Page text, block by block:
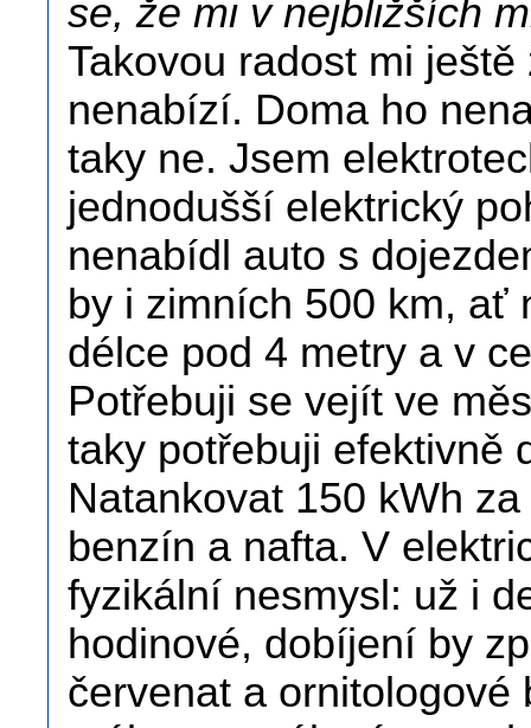
se, že mi v nejbližších
Takovou radost mi
nenabízí. Doma ho
taky ne. Jsem
jednodušší elektrický
nenabídl auto s
by i zimních 500 km, ať
délce pod 4 metry a v
Potřebuji se vejít ve
taky potřebuji efektivně
Natankovat 150 kWh
benzín a nafta. V
fyzikální nesmysl: už i
hodinové, dobíjení by
červenat a